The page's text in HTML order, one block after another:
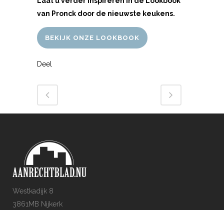
van Pronck door de nieuwste keukens.
BEKIJK ONZE LOOKBOOK
Deel
Westkadijk 8
3861MB Nijkerk